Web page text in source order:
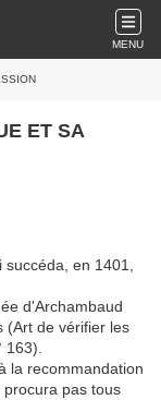
MENU
ET SA
en 1401,
d'Archambaud
(Art de vérifier les
la recommandation
procura pas tous